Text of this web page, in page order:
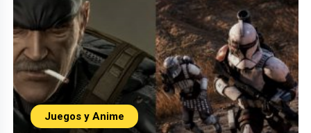
Juegos y Anime